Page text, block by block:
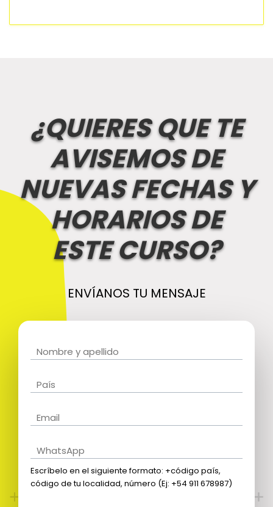
¿QUIERES QUE TE
AVISEMOS DE
NUEVAS FECHAS Y
HORARIOS DE
ESTE CURSO?
ENVÍANOS TU MENSAJE
Escríbelo en el siguiente formato: +código país,
código de tu localidad, número (Ej: +54 911 678987)